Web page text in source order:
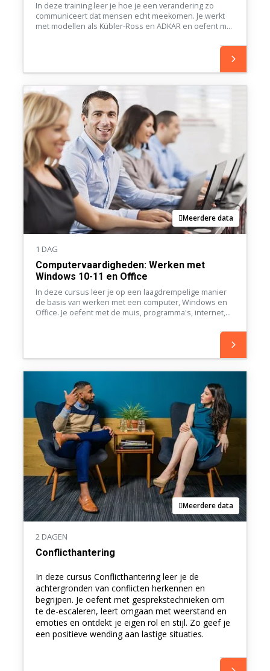
In deze training leer je hoe je een verandering zo
communiceert dat mensen echt meekomen. Je werkt
met modellen als Kübler-Ross en ADKAR en oefent met
Meerdere data
1 DAG
Computervaardigheden: Werken met
Windows 10-11 en Office
In deze cursus leer je op een laagdrempelige manier
de basis van werken met een computer, Windows en
Office. Je oefent met de muis, programma's, internet,
Meerdere data
2 DAGEN
Conflicthantering
In deze cursus Conflicthantering leer je de
achtergronden van conflicten herkennen en
begrijpen. Je oefent met gesprekstechnieken om
te de-escaleren, leert omgaan met weerstand en
emoties en ontdekt je eigen rol en stijl. Zo geef je
een positieve wending aan lastige situaties.